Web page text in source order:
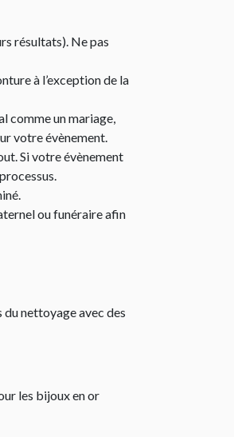
résultats). Ne pas
à l’exception de la
comme un mariage,
votre évènement.
Si votre évènement
ou funéraire afin
du nettoyage avec des
les bijoux en or